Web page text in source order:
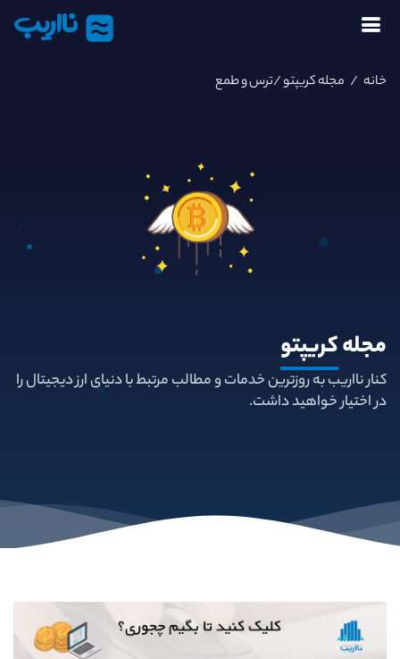
نااریب
خانه / مجله کریپتو/ترس و طمع
مجلهکریپتو
کنار نااریب به روزترین خدمات و مطالب مرتبط با دنیای ارز دیجیتال را
در اختیار خواهید داشت.